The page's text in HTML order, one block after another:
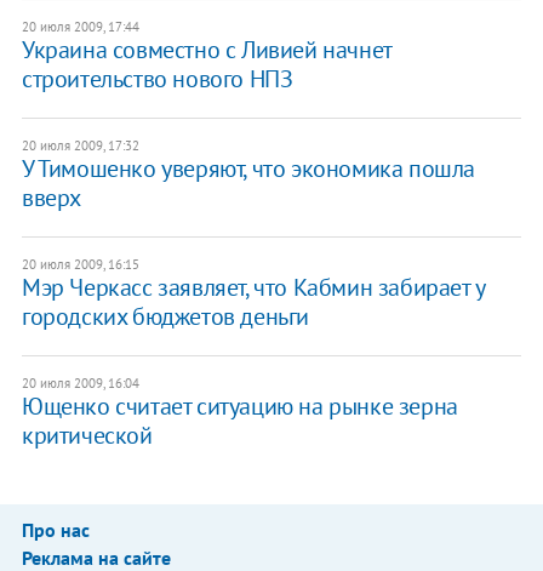
20 июля 2009, 17:44
Украина совместно с Ливией начнет
строительство нового НПЗ
20 июля 2009, 17:32
У Тимошенко уверяют, что экономика пошла
вверх
20 июля 2009, 16:15
Мэр Черкасс заявляет, что Кабмин забирает у
городских бюджетов деньги
20 июля 2009, 16:04
Ющенко считает ситуацию на рынке зерна
критической
Про нас
Реклама на сайте